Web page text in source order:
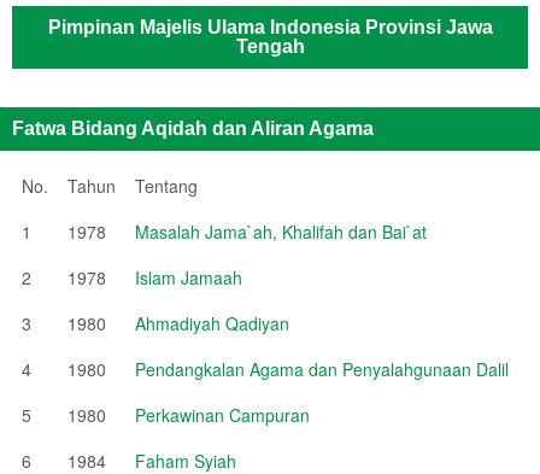
Pimpinan Majelis Ulama Indonesia Provinsi Jawa
Tengah
Fatwa Bidang Aqidah dan Aliran Agama
No. Tahun
Tentang
1
1978
Masalah Jama`ah, Khalifah dan Bai`at
2
1978
Islam Jamaah
3
1980
Ahmadiyah Qadiyan
4
1980
Pendangkalan Agama dan Penyalahgunaan Dalil
5
1980
Perkawinan Campuran
6
1984
Faham Syiah